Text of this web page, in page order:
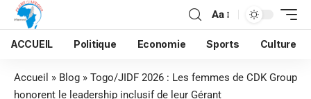
Aa
ACCUEIL Politique Economie Sports Culture
Accueil » Blog » Togo/JIDF 2026 : Les femmes de CDK Group
honorent le leadership inclusif de leur Gérant